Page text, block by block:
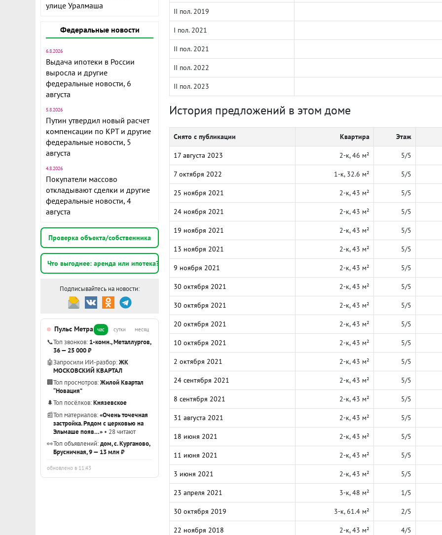
улице Уралмаша
Федеральные новости
6.8.2026
Выдача ипотеки в России
выросла и другие
федеральные новости, 6
августа
5.8.2026
Путин утвердил новый расчет
компенсации по КРТ и другие
федеральные новости, 5
августа
4.8.2026
Покупатели массово
откладывают сделки и другие
федеральные новости, 4
августа
Проверка объекта/собственника
Что выгоднее: аренда или ипотека?
Подписывайтесь на новости:
Пульс Метра час сутки месяц
📞Топ звонков: 1-комн., Металлургов,
36 — 25 000 ₽
🤖Запросили ИИ-разбор:ЖК
МОСКОВСКИЙ КВАРТАЛ
🏢Топ просмотров:Жилой Квартал
“Новация”
🌲Топ посёлков:Князевское
📰Топ материалов:«Очень точечная
застройка. Рядом с церковью на
Эльмаше появ…» • 28 читают
👀Топ объявлений:дом, с. Курганово,
Брусничная, 9 — 13 млн ₽
обновлено в 11:43
II пол. 2019
I пол. 2021
II пол. 2021
II пол. 2022
II пол. 2023
История предложений в этом доме
Снято с публикации Квартира Этаж
17 августа 2023 2-к, 46 м² 5/5
7 октября 2022 1-к, 32.6 м² 5/5
25 ноября 2021 2-к, 43 м² 5/5
24 ноября 2021 2-к, 43 м² 5/5
19 ноября 2021 2-к, 43 м² 5/5
13 ноября 2021 2-к, 43 м² 5/5
9 ноября 2021 2-к, 43 м² 5/5
30 октября 2021 2-к, 43 м² 5/5
30 октября 2021 2-к, 43 м² 5/5
20 октября 2021 2-к, 43 м² 5/5
10 октября 2021 2-к, 43 м² 5/5
2 октября 2021 2-к, 43 м² 5/5
24 сентября 2021 2-к, 43 м² 5/5
8 сентября 2021 2-к, 43 м² 5/5
31 августа 2021 2-к, 43 м² 5/5
18 июня 2021 2-к, 43 м² 5/5
11 июня 2021 2-к, 43 м² 5/5
3 июня 2021 2-к, 43 м² 5/5
23 апреля 2021 3-к, 48 м² 1/5
30 октября 2019 3-к, 61.4 м² 2/5
22 ноября 2018 2-к, 43 м² 4/5